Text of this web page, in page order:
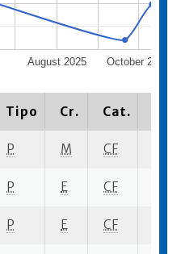
August 2025 October 2025
Tipo Cr. Cat.
P M CF
P E CF
P E CF